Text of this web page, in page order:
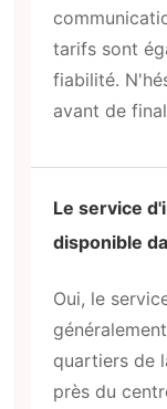
tarifs sont
fiabilité.
avant de
Le service
disponible
Oui, le
quartiers de
près du